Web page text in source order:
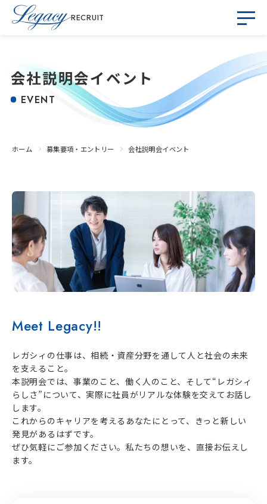
RECRUIT
会社説明会イベント
EVENT
ホーム 募集要項・エントリー 会社説明会イベント
Meet Legacy!!
レガシィの仕事は、相続・資産分野を通して人と社会の未来
を支えること。
本説明会では、事業のこと、働く人のこと、そして“レガシィ
らしさ”について、実際に社員がリアルな体験を交えてお話し
します。
これからのキャリアを考えるあなたにとって、きっと新しい
発見があるはずです。
ぜひ気軽にご参加ください。私たちの想いを、直接お伝えし
ます。